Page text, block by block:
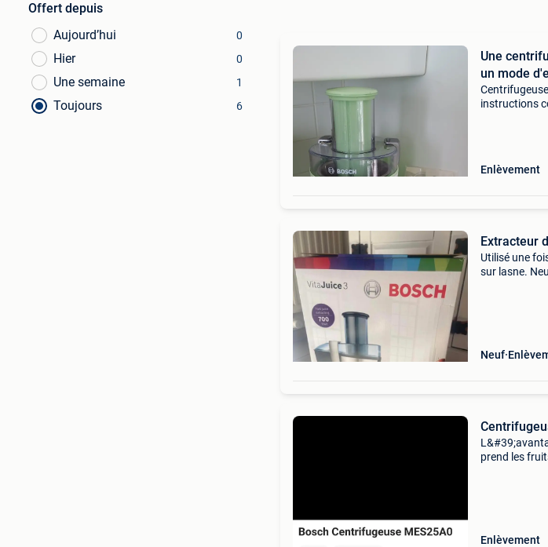
Offert depuis
Aujourd’hui
0
Hier 0
Une semaine 1
Toujours 6
Une
un mode
instructions
Enlèvement
Extracteur
Utilisé une
sur lasne.
Neuf
prend les
Enlèvement